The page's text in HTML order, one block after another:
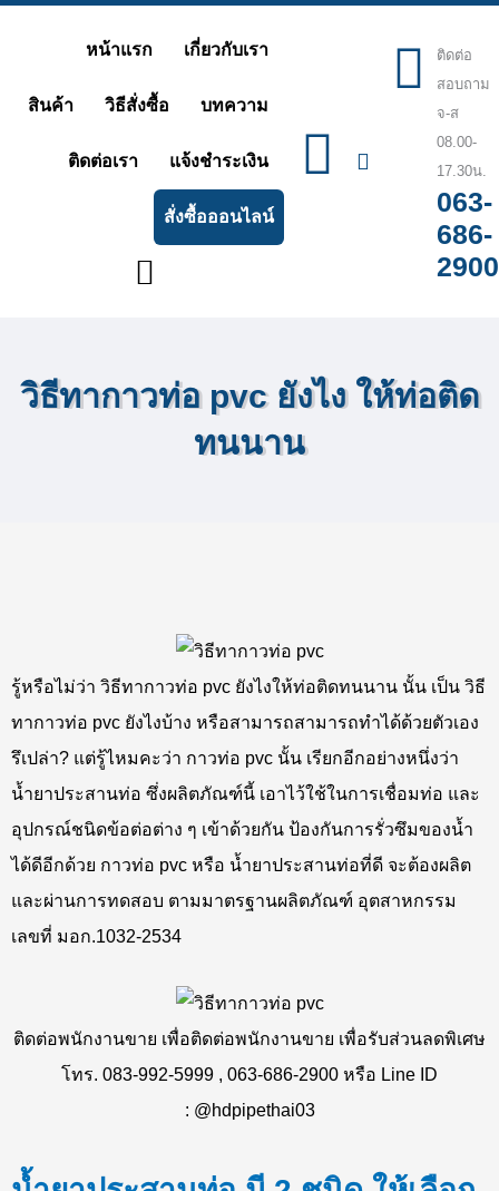
content
หน้าแรก เกี่ยวกับเรา
สินค้า วิธีสั่งซื้อ บทความ
ติดต่อเรา แจ้งชำระเงิน
สั่งซื้อออนไลน์
ติดต่อ
สอบถาม
จ-ส
08.00-
17.30น.
063-
686-
2900
วิธีทากาวท่อ pvc ยังไง ให้ท่อติด
ทนนาน
รู้หรือไม่ว่า วิธีทากาวท่อ pvc ยังไงให้ท่อติดทนนาน นั้น เป็น วิธี
ทากาวท่อ pvc ยังไงบ้าง หรือสามารถสามารถทำได้ด้วยตัวเอง
รึเปล่า? แต่รู้ไหมคะว่า กาวท่อ pvc นั้น เรียกอีกอย่างหนึ่งว่า
น้ำยาประสานท่อ ซึ่งผลิตภัณฑ์นี้ เอาไว้ใช้ในการเชื่อมท่อ และ
อุปกรณ์ชนิดข้อต่อต่าง ๆ เข้าด้วยกัน ป้องกันการรั่วซึมของน้ำ
ได้ดีอีกด้วย กาวท่อ pvc หรือ น้ำยาประสานท่อที่ดี จะต้องผลิต
และผ่านการทดสอบ ตามมาตรฐานผลิตภัณฑ์ อุตสาหกรรม
เลขที่ มอก.1032-2534
ติดต่อพนักงานขาย เพื่อติดต่อพนักงานขาย เพื่อรับส่วนลดพิเศษ
โทร. 083-992-5999 , 063-686-2900 หรือ Line ID
: @hdpipethai03